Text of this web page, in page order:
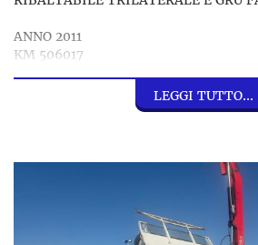
ANNO 2011
KM 506017
ALIMENTAZIONE DISEL
LUNGHEZZA 6.820 M
MASSA MASSIMA 6500 KG
LEGGI TUTTO...